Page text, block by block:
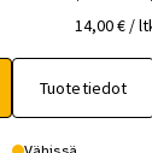
14,00€ /
Tuotetiedot